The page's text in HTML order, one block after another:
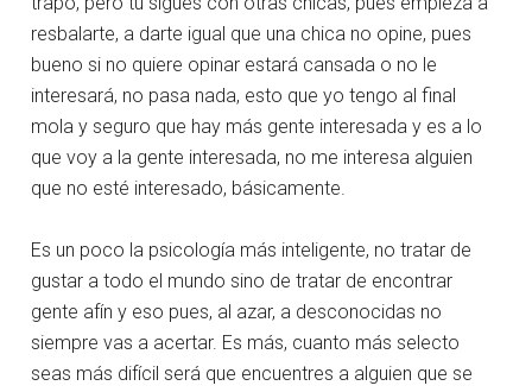
resbalarte, a darte igual que una chica no opine, pues
bueno si no quiere opinar estará cansada o no le
interesará, no pasa nada, esto que yo tengo al final
mola y seguro que hay más gente interesada y es a lo
que voy a la gente interesada, no me interesa alguien
que no esté interesado, básicamente.
Es un poco la psicología más inteligente, no tratar de
gustar a todo el mundo sino de tratar de encontrar
gente afín y eso pues, al azar, a desconocidas no
siempre vas a acertar. Es más, cuanto más selecto
seas más difícil será que encuentres a alguien que se